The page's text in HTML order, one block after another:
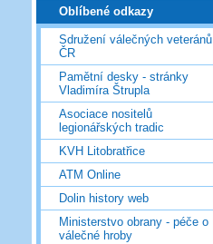
Oblíbené odkazy
Sdružení válečných veteránů
ČR
Pamětní desky - stránky
Vladimíra Štrupla
Asociace nositelů
legionářských tradic
KVH Litobratřice
ATM Online
Dolin history web
Ministerstvo obrany - péče o
válečné hroby